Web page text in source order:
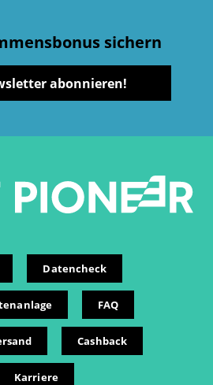
sichern
abonnieren!
Datencheck
FAQ
Cashback
Karriere